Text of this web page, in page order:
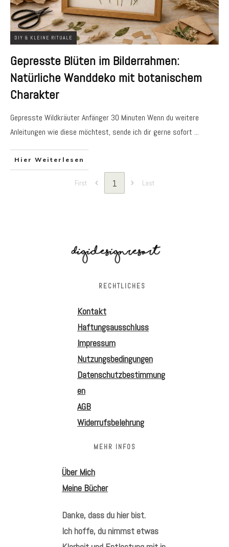
DIY & KLEINE RITUALE
Gepresste Blüten im Bilderrahmen:
Natürliche Wanddeko mit botanischem
Charakter
Gepresste Wildkräuter Anfänger 30 Minuten Wenn du weitere
Anleitungen wie diese möchtest, sende ich dir gerne sofort ...
Hier Weiterlesen
First 1 Last
RECHTLICHES
Kontakt
Haftungsausschluss
Impressum
Nutzungsbedingungen
Datenschutzbestimmung
en
AGB
Widerrufsbelehrung
MEHR INFOS
Über Mich
Meine Bücher
Danke, dass du hier bist.
Ich hoffe, du nimmst etwas